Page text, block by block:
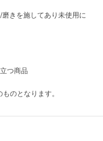
きを施してあり未使用に
つ商品
のとなります。